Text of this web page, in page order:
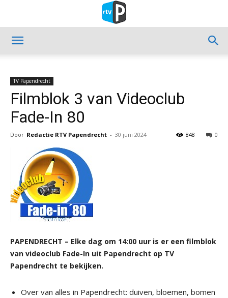
TV Papendrecht
Filmblok 3 van Videoclub
Fade-In 80
Door Redactie RTV Papendrecht - 30 juni 2024 0
848
PAPENDRECHT – Elke dag om 14:00 uur is er een filmblok
van videoclub Fade-In uit Papendrecht op TV
Papendrecht te bekijken.
Over van alles in Papendrecht: duiven, bloemen, bomen